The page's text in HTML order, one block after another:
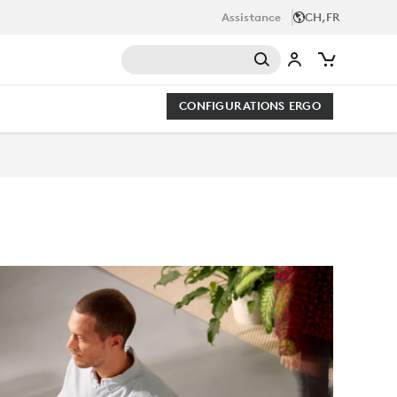
Assistance CH,FR
CONFIGURATIONS ERGO